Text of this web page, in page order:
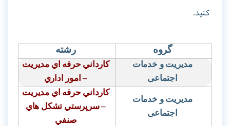
کنید.
گروه رشته
مدیریت و خدمات
اجتماعی
كارداني حرفه اي مديريت
– امور اداري
مدیریت و خدمات
اجتماعی
كارداني حرفه اي مديريت
– سرپرستي تشكل هاي
صنفي